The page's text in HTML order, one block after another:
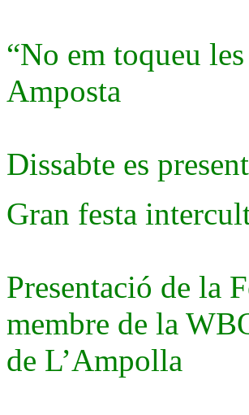
“No em toqueu
Amposta
Dissabte es
Gran festa
Presentació de la
membre de la
de L’Ampolla